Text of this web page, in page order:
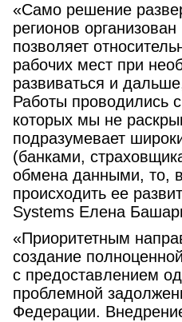
«Само решение
регионов
позволяет
рабочих мест при
развиваться и
Работы проводились
которых мы не
подразумевает
(банками,
обмена данными, то,
происходить ее
Systems Елена
«Приоритетным
создание
с предоставлением
проблемной
Федерации.